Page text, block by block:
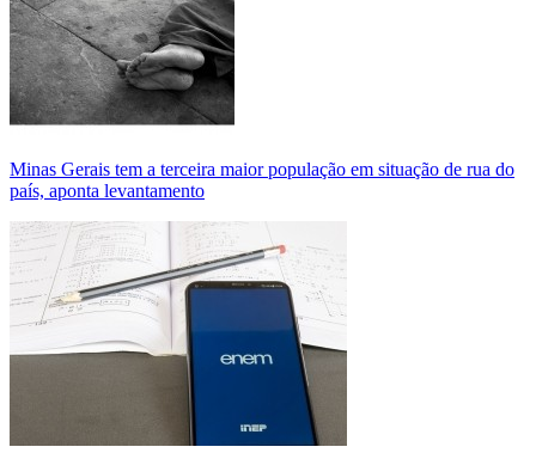
Minas Gerais tem a terceira maior população em situação de rua do
país, aponta levantamento